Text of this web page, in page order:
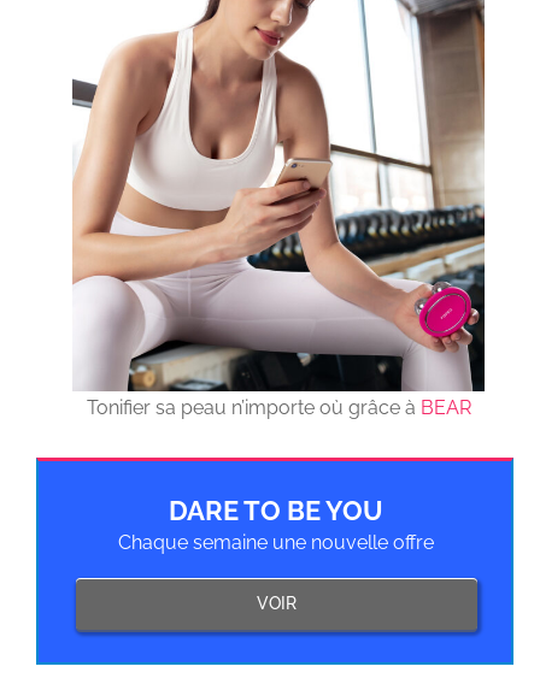
Tonifier sa peau n’importe où grâce à BEAR
DARE TO BE YOU
Chaque semaine une nouvelle offre
VOIR